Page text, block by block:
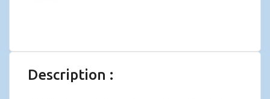
Description :